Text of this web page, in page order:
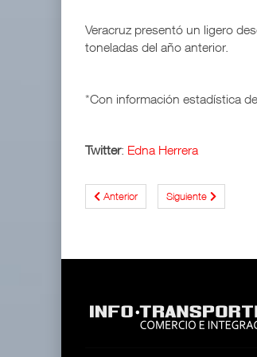
Veracruz presentó un ligero
toneladas del año anterior.
*Con información estadística
Twitter: Edna Herrera
Anterior Siguiente
Lala Yomi® y Toy
Toyota GR Yaris